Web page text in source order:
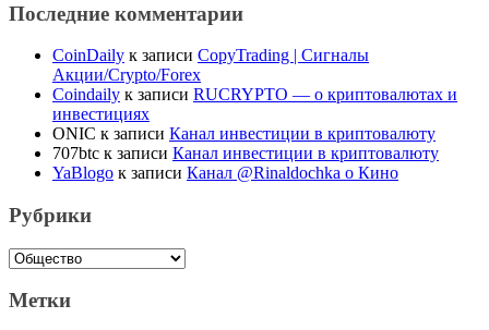
Последние комментарии
CoinDaily к записи CopyTrading | Сигналы
Акции/Crypto/Forex
Coindaily к записи RUCRYPTO — о криптовалютах и
инвестициях
ONIC к записи Канал инвестиции в криптовалюту
707btc к записи Канал инвестиции в криптовалюту
YaBlogo к записи Канал @Rinaldochka о Кино
Рубрики
Рубрики
Метки